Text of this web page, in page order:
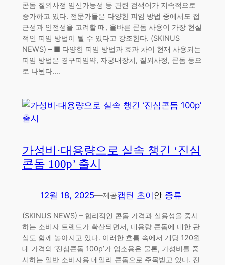
콘돔 질외사정 임신가능성 등 관련 검색어가 지속적으로
증가하고 있다. 전문가들은 다양한 피임 방법 중에서도 접
근성과 안전성을 고려할 때, 올바른 콘돔 사용이 가장 현실
적인 피임 방법이 될 수 있다고 강조한다. (SKINUS
NEWS) – ■ 다양한 피임 방법과 효과 차이 현재 사용되는
피임 방법은 경구피임약, 자궁내장치, 질외사정, 콘돔 등으
로 나뉜다.…
가성비·대용량으로 실속 챙긴 ‘진심
콘돔 100p’ 출시
12월 18, 2025—제공캡틴 초이 안 종류
(SKINUS NEWS) – 합리적인 콘돔 가격과 실용성을 중시
하는 소비자 트렌드가 확산되면서, 대용량 콘돔에 대한 관
심도 함께 높아지고 있다. 이러한 흐름 속에서 개당 120원
대 가격의 ‘진심콘돔 100p’가 업소용은 물론, 가성비를 중
시하는 일반 소비자용 데일리 콘돔으로 주목받고 있다. 진